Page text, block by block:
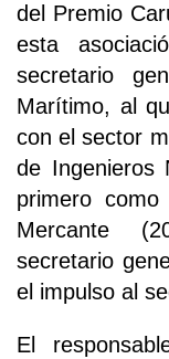
del Premio
esta
secretario
Marítimo, al
con el sector
de Ingenieros
primero
Mercante
secretario
el impulso al
El